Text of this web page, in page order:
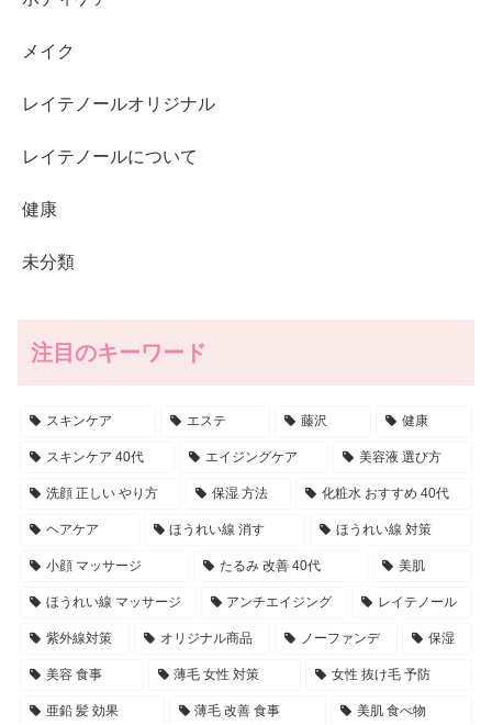
メイク
レイテノールオリジナル
レイテノールについて
健康
未分類
注目のキーワード
スキンケア エステ 藤沢 健康
スキンケア 40代 エイジングケア 美容液 選び方
洗顔 正しい やり方 保湿 方法 化粧水 おすすめ 40代
ヘアケア ほうれい線 消す ほうれい線 対策
小顔 マッサージ たるみ 改善 40代 美肌
ほうれい線 マッサージ アンチエイジング レイテノール
紫外線対策 オリジナル商品 ノーファンデ 保湿
美容 食事 薄毛 女性 対策 女性 抜け毛 予防
亜鉛 髪 効果 薄毛 改善 食事 美肌 食べ物